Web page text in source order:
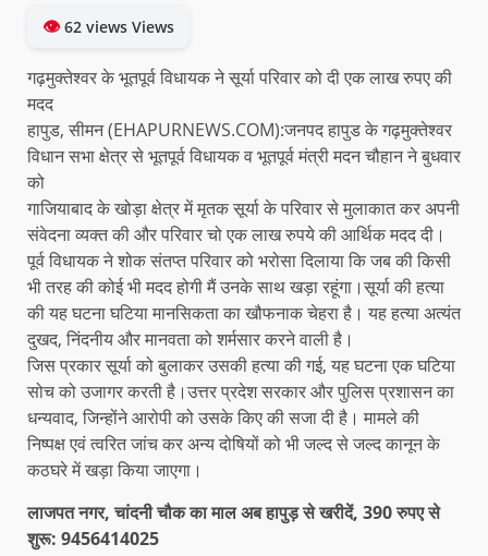
👁62 views Views
गढ़मुक्तेश्वर के भूतपूर्व विधायक ने सूर्या परिवार को दी एक लाख रुपए की
मदद
हापुड, सीमन (EHAPURNEWS.COM):जनपद हापुड के गढ़मुक्तेश्वर
विधान सभा क्षेत्र से भूतपूर्व विधायक व भूतपूर्व मंत्री मदन चौहान ने बुधवार
को
गाजियाबाद के खोड़ा क्षेत्र में मृतक सूर्या के परिवार से मुलाकात कर अपनी
संवेदना व्यक्त की और परिवार चो एक लाख रुपये की आर्थिक मदद दी।
पूर्व विधायक ने शोक संतप्त परिवार को भरोसा दिलाया कि जब की किसी
भी तरह की कोई भी मदद होगी मैं उनके साथ खड़ा रहूंगा।सूर्या की हत्या
की यह घटना घटिया मानसिकता का खौफनाक चेहरा है। यह हत्या अत्यंत
दुखद, निंदनीय और मानवता को शर्मसार करने वाली है।
जिस प्रकार सूर्या को बुलाकर उसकी हत्या की गई, यह घटना एक घटिया
सोच को उजागर करती है।उत्तर प्रदेश सरकार और पुलिस प्रशासन का
धन्यवाद, जिन्होंने आरोपी को उसके किए की सजा दी है। मामले की
निष्पक्ष एवं त्वरित जांच कर अन्य दोषियों को भी जल्द से जल्द कानून के
कठघरे में खड़ा किया जाएगा।
लाजपत नगर, चांदनी चौक का माल अब हापुड़ से खरीदें, 390 रुपए से
शुरू: 9456414025